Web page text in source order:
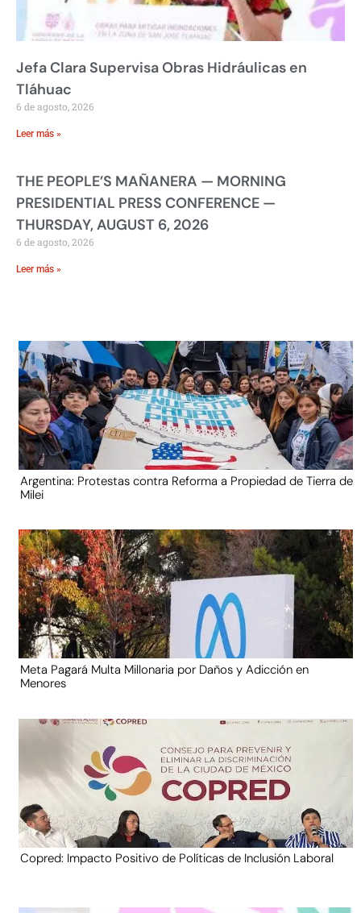
Jefa Clara Supervisa Obras Hidráulicas en
Tláhuac
6 de agosto, 2026
Leer más »
THE PEOPLE’S MAÑANERA — MORNING
PRESIDENTIAL PRESS CONFERENCE —
THURSDAY, AUGUST 6, 2026
6 de agosto, 2026
Leer más »
Argentina: Protestas contra Reforma a Propiedad de Tierra de
Milei
Meta Pagará Multa Millonaria por Daños y Adicción en
Menores
Copred: Impacto Positivo de Políticas de Inclusión Laboral